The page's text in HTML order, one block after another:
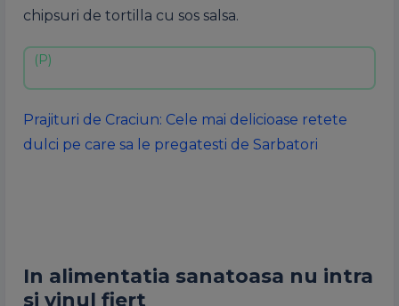
chipsuri de tortilla cu sos salsa.
Prajituri de Craciun: Cele mai delicioase retete
dulci pe care sa le pregatesti de Sarbatori
In alimentatia sanatoasa nu intra
si vinul fiert